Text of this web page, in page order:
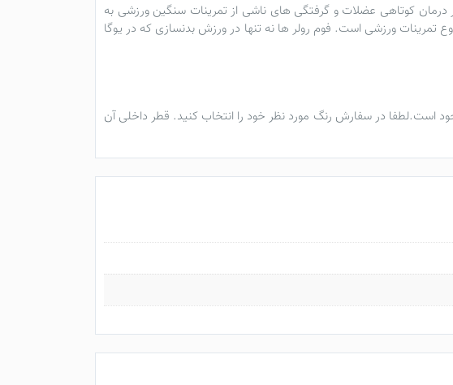
درمان کوتاهی عضلات و گرفتگی های ناشی از تمرینات سنگین ورزشی به
تمرینات ورزشی است. فوم رولر ها نه تنها در ورزش بدنسازی که در یوگا
است.لطفا در سفارش رنگ مورد نظر خود را انتخاب کنید. قطر داخلی آن